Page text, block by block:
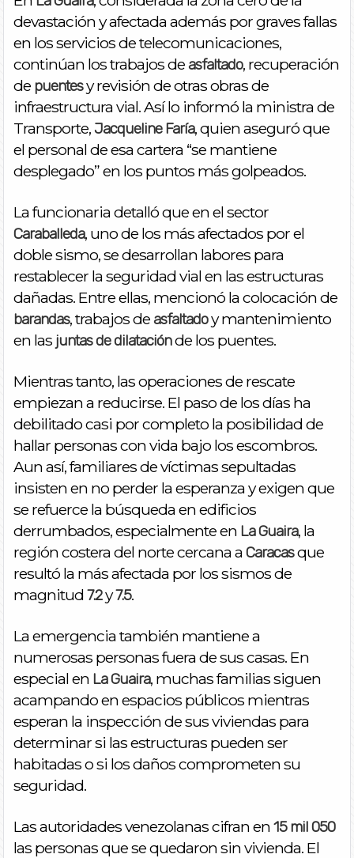
devastación y afectada además por graves fallas
en los servicios de telecomunicaciones,
continúan los trabajos deasfaltado, recuperación
de puentesy revisión de otras obras de
infraestructura vial. Así lo informó la ministra de
Transporte, Jacqueline Faría, quien aseguró que
el personal de esa cartera “se mantiene
desplegado” en los puntos más golpeados.
La funcionaria detalló que en el sector
Caraballeda, uno de los más afectados por el
doble sismo, se desarrollan labores para
restablecer la seguridad vial en las estructuras
dañadas. Entre ellas, mencionó la colocación de
barandas, trabajos deasfaltadoy mantenimiento
en las juntas de dilataciónde los puentes.
Mientras tanto, las operaciones de rescate
empiezan a reducirse. El paso de los días ha
debilitado casi por completo la posibilidad de
hallar personas con vida bajo los escombros.
Aun así, familiares de víctimas sepultadas
insisten en no perder la esperanza y exigen que
se refuerce la búsqueda en edificios
derrumbados, especialmente en La Guaira, la
región costera del norte cercana a Caracasque
resultó la más afectada por los sismos de
magnitud7.2y7.5.
La emergencia también mantiene a
numerosas personas fuera de sus casas. En
especial en La Guaira, muchas familias siguen
acampando en espacios públicos mientras
esperan la inspección de sus viviendas para
determinar si las estructuras pueden ser
habitadas o si los daños comprometen su
seguridad.
Las autoridades venezolanas cifran en 15 mil 050
las personas que se quedaron sin vivienda. El